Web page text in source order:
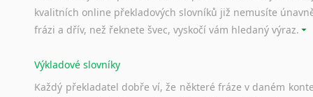
kvalitních online překladových slovníků již nemusíte
frázi a dřív, než řeknete švec, vyskočí vám hledaný výraz.
Výkladové slovníky
Každý překladatel dobře ví, že některé fráze v daném